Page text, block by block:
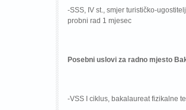
-SSS, IV st., smjer turističko-
probni rad 1 mjesec
Posebni uslovi za radno mjesto
-VSS I ciklus, bakalaureat fizikalne